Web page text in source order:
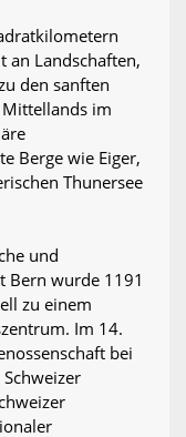
an Landschaften,
den sanften
im
Berge wie Eiger,
Thunersee
und
Bern wurde 1191
zu einem
Im 14.
bei